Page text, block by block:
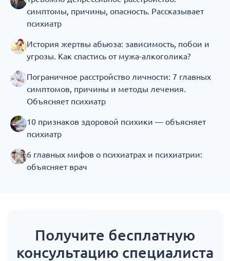
симптомы, причины, опасность. Рассказывает
психиатр
История жертвы абьюза: зависимость, побои и
угрозы. Как спастись от мужа-алкоголика?
Пограничное расстройство личности: 7 главных
симптомов, причины и методы лечения.
Объясняет психиатр
10 признаков здоровой психики — объясняет
психиатр
6 главных мифов о психиатрах и психиатрии:
объясняет врач
Получите бесплатную
консультацию специалиста